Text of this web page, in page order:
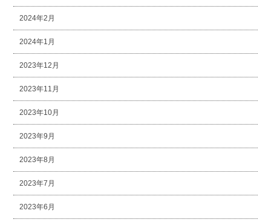
2024年2月
2024年1月
2023年12月
2023年11月
2023年10月
2023年9月
2023年8月
2023年7月
2023年6月